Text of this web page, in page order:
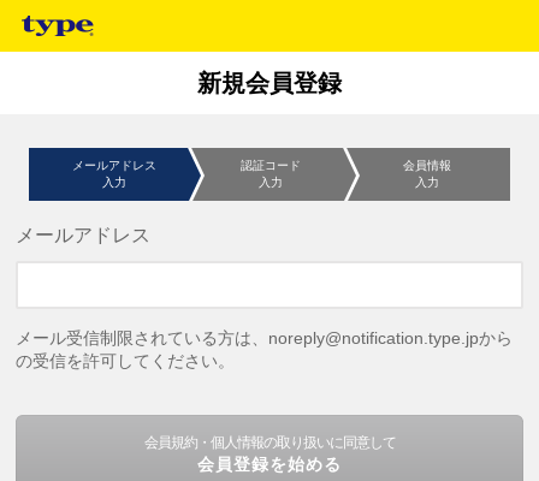
新規会員登録
メールアドレス
入力
認証コード
入力
会員情報
入力
メールアドレス
メール受信制限されている方は、noreply@notification.type.jpから
の受信を許可してください。
会員規約・個人情報の取り扱いに同意して
会員登録を始める